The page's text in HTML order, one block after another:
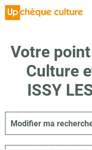
Votre
Culture
ISSY
Modifier ma